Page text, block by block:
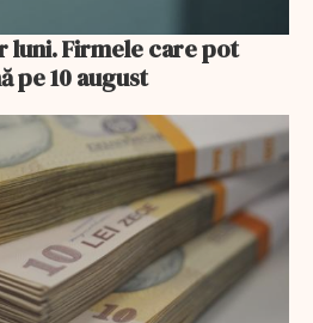
luni. Firmele care pot
pe 10 august